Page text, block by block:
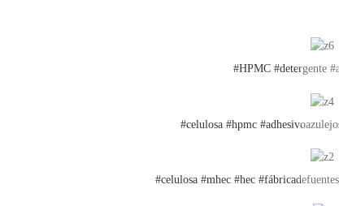
#HPMC #detergente
#celulosa #hpmc
#celulosa #mhec #hec